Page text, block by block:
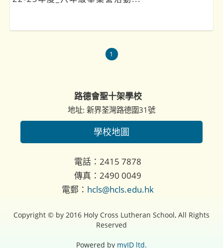
1
路德會聖十架學校
地址: 新界荃灣路德圍31號
學校地圖
電話：2415 7878
傳真：2490 0049
電郵： hcls@hcls.edu.hk
Copyright © by 2016 Holy Cross Lutheran School, All Rights
Reserved
Powered by myID ltd.